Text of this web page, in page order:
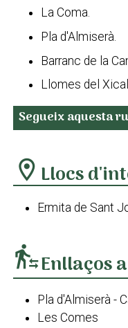
La Coma.
Pla d'Almiserà.
Barranc de la
Llomes del
Segueix aquesta
location_on Llocs
Ermita de Sant
transfer_within_a_stationEnllaços
Pla d'Almiserà -
Les Comes